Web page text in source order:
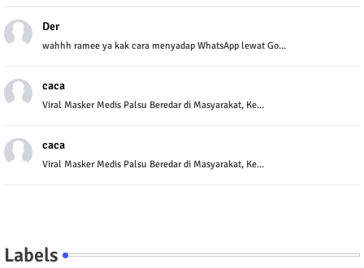
Der
wahhh ramee ya kak cara menyadap WhatsApp lewat Go...
caca
Viral Masker Medis Palsu Beredar di Masyarakat, Ke...
caca
Viral Masker Medis Palsu Beredar di Masyarakat, Ke...
Labels